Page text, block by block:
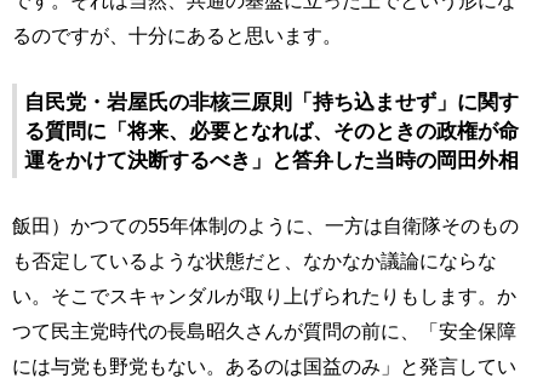
るのですが、十分にあると思います。
自民党・岩屋氏の非核三原則「持ち込ませず」に関す
る質問に「将来、必要となれば、そのときの政権が命
運をかけて決断するべき」と答弁した当時の岡田外相
飯田）かつての55年体制のように、一方は自衛隊そのもの
も否定しているような状態だと、なかなか議論にならな
い。そこでスキャンダルが取り上げられたりもします。か
つて民主党時代の長島昭久さんが質問の前に、「安全保障
には与党も野党もない。あるのは国益のみ」と発言してい